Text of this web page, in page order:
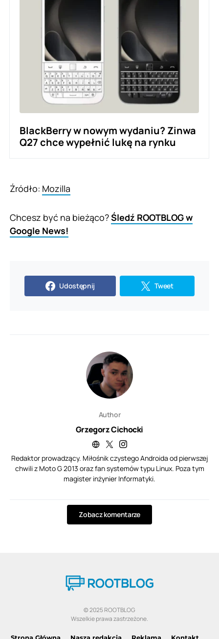
BlackBerry w nowym wydaniu? Zinwa
Q27 chce wypełnić lukę na rynku
Źródło: Mozilla
Chcesz być na bieżąco?Śledź ROOTBLOG w
Google News!
Udostępnij Tweet
Author
Grzegorz Cichocki
Redaktor prowadzący. Miłośnik czystego Androida od pierwszej
chwili z Moto G 2013 oraz fan systemów typu Linux. Poza tym
magister inżynier Informatyki.
Zobacz komentarze
© 2025 ROOTBLOG
Wszelkie prawa zastrzeżone.